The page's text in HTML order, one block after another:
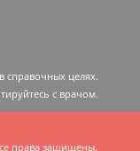
справочных целях.
c врачом.
права защищены.